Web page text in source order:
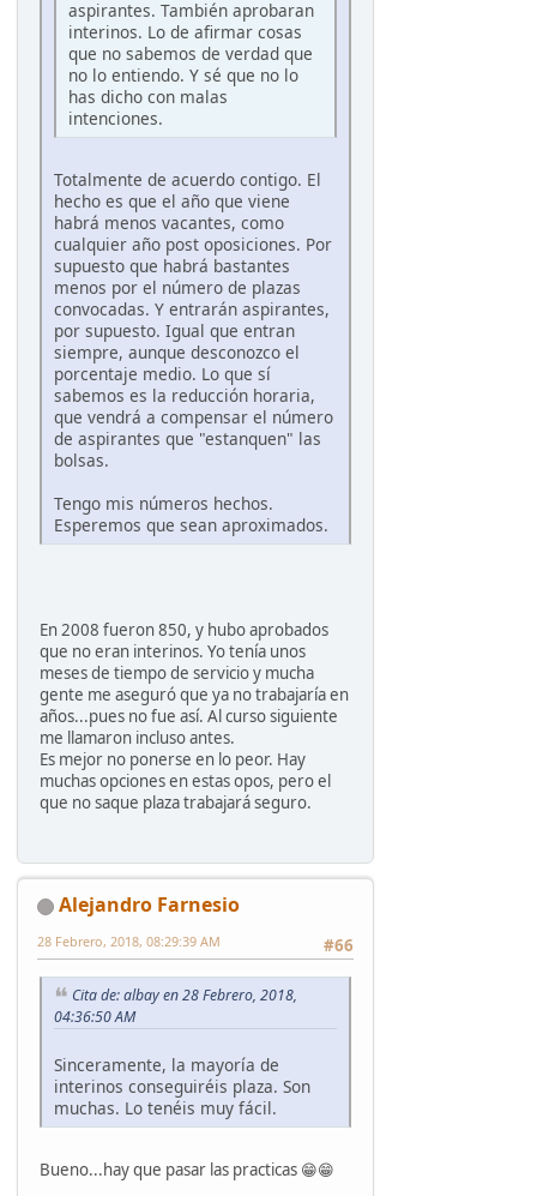
aspirantes. También aprobaran
interinos. Lo de afirmar cosas
que no sabemos de verdad que
no lo entiendo. Y sé que no lo
has dicho con malas
intenciones.
Totalmente de acuerdo contigo. El
hecho es que el año que viene
habrá menos vacantes, como
cualquier año post oposiciones. Por
supuesto que habrá bastantes
menos por el número de plazas
convocadas. Y entrarán aspirantes,
por supuesto. Igual que entran
siempre, aunque desconozco el
porcentaje medio. Lo que sí
sabemos es la reducción horaria,
que vendrá a compensar el número
de aspirantes que "estanquen" las
bolsas.
Tengo mis números hechos.
Esperemos que sean aproximados.
En 2008 fueron 850, y hubo aprobados
que no eran interinos. Yo tenía unos
meses de tiempo de servicio y mucha
gente me aseguró que ya no trabajaría en
años...pues no fue así. Al curso siguiente
me llamaron incluso antes.
Es mejor no ponerse en lo peor. Hay
muchas opciones en estas opos, pero el
que no saque plaza trabajará seguro.
Alejandro Farnesio
#66
28 Febrero, 2018, 08:29:39 AM
Cita de: albay en 28 Febrero, 2018,
04:36:50 AM
Sinceramente, la mayoría de
interinos conseguiréis plaza. Son
muchas. Lo tenéis muy fácil.
Bueno...hay que pasar las practicas 😁😁